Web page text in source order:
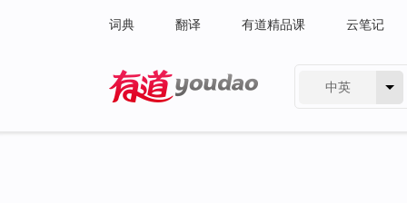
词典 翻译 有道精品课 云笔记
中英